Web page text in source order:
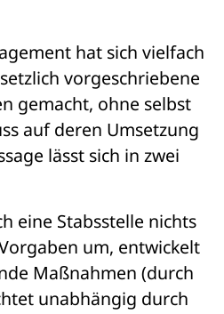
hat sich vielfach
vorgeschriebene
gemacht, ohne selbst
auf deren Umsetzung
lässt sich in zwei
eine Stabsstelle nichts
um, entwickelt
Maßnahmen (durch
unabhängig durch